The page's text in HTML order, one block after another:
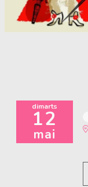
dimarts
12
mai